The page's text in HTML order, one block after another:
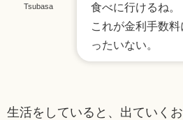
Tsubasa
食べに行けるね。
これが金利手数
ったいない。
生活をしていると、出ていく